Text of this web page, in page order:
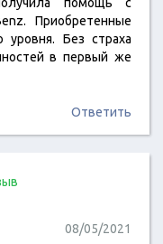
Приобретенные
уровня. Без страха
в первый же
Ответить
08/05/2021